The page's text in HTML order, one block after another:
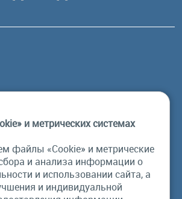
84/32, корп 1
и метрических системах
файлы «Cookie» и метрические
и анализа информации о
и использовании сайта, а
и индивидуальной